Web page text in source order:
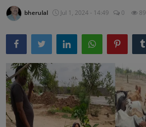
अनूपगढ़
राजस्थान
भीलवाड़ा
bherulal Jul 1, 2024 - 14:49 0 89